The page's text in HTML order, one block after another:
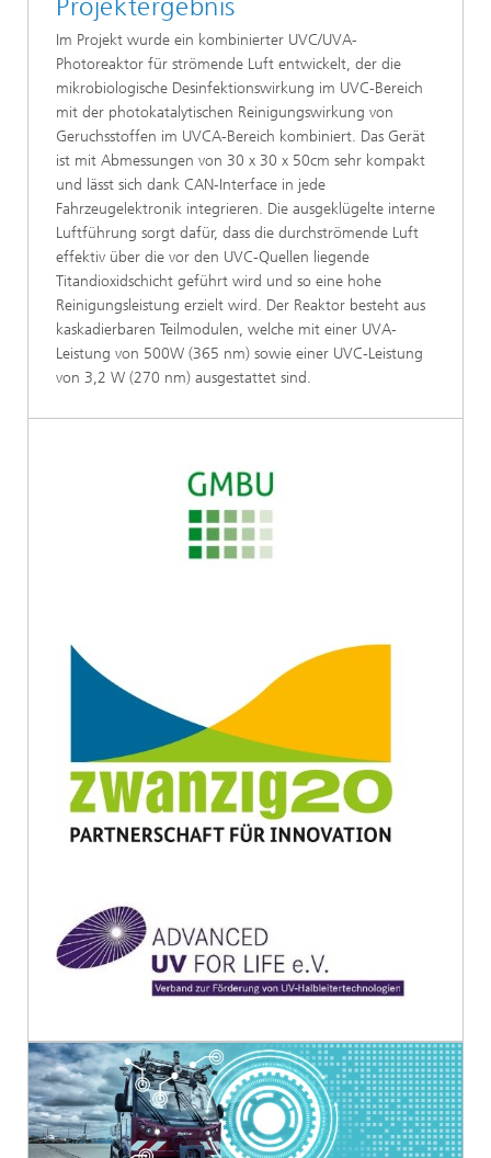
Projektergebnis
Im Projekt wurde ein kombinierter UVC/UVA-
Photoreaktor für strömende Luft entwickelt, der die
mikrobiologische Desinfektionswirkung im UVC-Bereich
mit der photokatalytischen Reinigungswirkung von
Geruchsstoffen im UVCA-Bereich kombiniert. Das Gerät
ist mit Abmessungen von 30 x 30 x 50cm sehr kompakt
und lässt sich dank CAN-Interface in jede
Fahrzeugelektronik integrieren. Die ausgeklügelte interne
Luftführung sorgt dafür, dass die durchströmende Luft
effektiv über die vor den UVC-Quellen liegende
Titandioxidschicht geführt wird und so eine hohe
Reinigungsleistung erzielt wird. Der Reaktor besteht aus
kaskadierbaren Teilmodulen, welche mit einer UVA-
Leistung von 500W (365 nm) sowie einer UVC-Leistung
von 3,2 W (270 nm) ausgestattet sind.